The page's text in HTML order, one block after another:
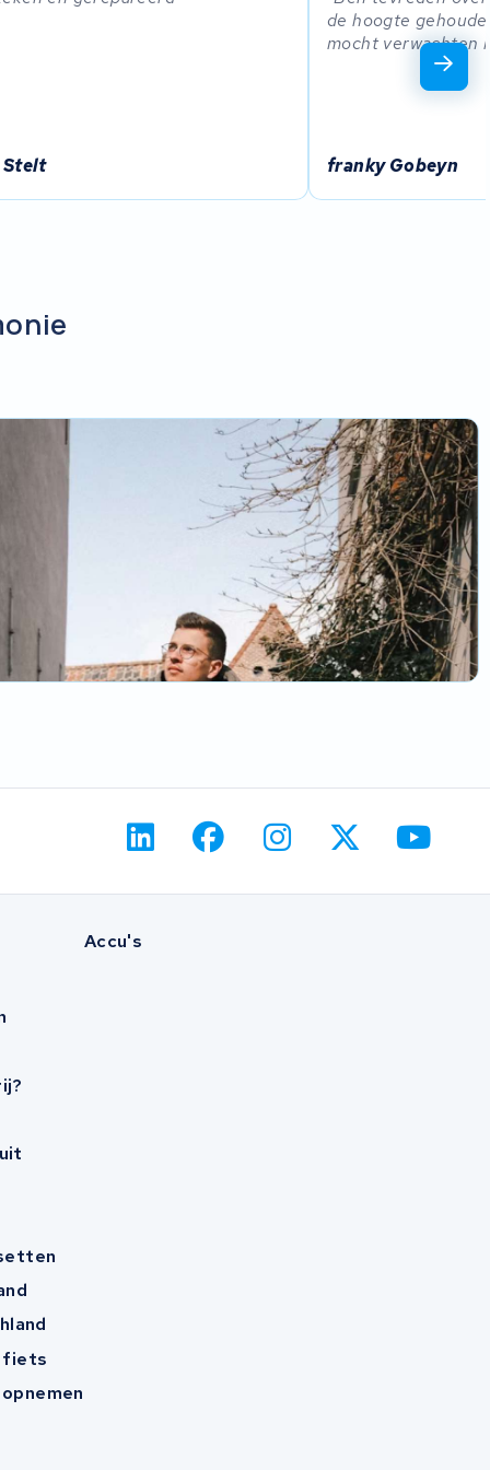
Stelt
de hoogte
mocht verwachten
franky Gobeyn
fiets
Accu's